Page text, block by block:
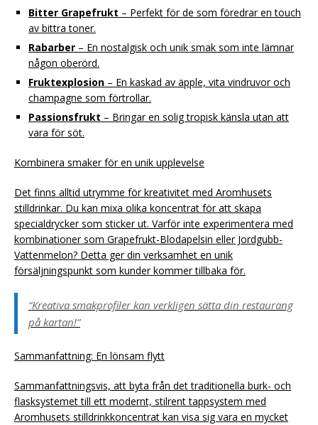
Bitter Grapefrukt – Perfekt för de som föredrar en touch
av bittra toner.
Rabarber – En nostalgisk och unik smak som inte lämnar
någon oberörd.
Fruktexplosion – En kaskad av äpple, vita vindruvor och
champagne som förtrollar.
Passionsfrukt – Bringar en solig tropisk känsla utan att
vara för söt.
Kombinera smaker för en unik upplevelse
Det finns alltid utrymme för kreativitet med Aromhusets
stilldrinkar. Du kan mixa olika koncentrat för att skapa
specialdrycker som sticker ut. Varför inte experimentera med
kombinationer som Grapefrukt-Blodapelsin eller Jordgubb-
Vattenmelon? Detta ger din verksamhet en unik
försäljningspunkt som kunder kommer tillbaka för.
“Kreativa smakprofiler kan verkligen sätta din restaurang
på kartan!”
Sammanfattning: En lönsam flytt
Sammanfattningsvis, att byta från det traditionella burk- och
flasksystemet till ett modernt, stilrent tappsystem med
Aromhusets stilldrinkkoncentrat kan visa sig vara en mycket